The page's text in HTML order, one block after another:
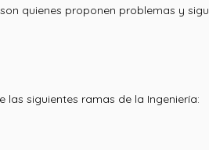
quienes proponen problemas y
las siguientes ramas de la Ingeniería: